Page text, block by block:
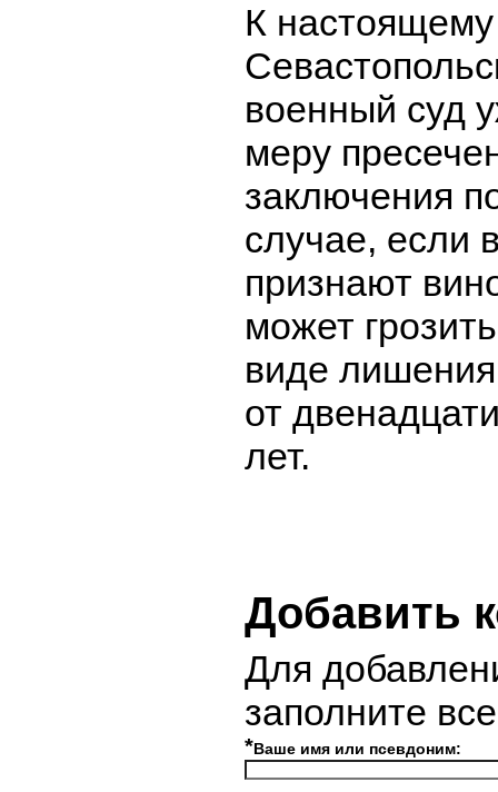
К
военный суд
меру
заключения
случае, если
признают
может
виде
от
лет.
Добавить
Для
заполните
*Ваше имя или псевдоним: